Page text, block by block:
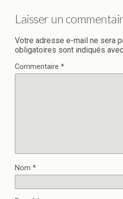
Laisser un
Votre adresse e-mail ne sera
obligatoires sont indiqués avec
Commentaire *
Nom *